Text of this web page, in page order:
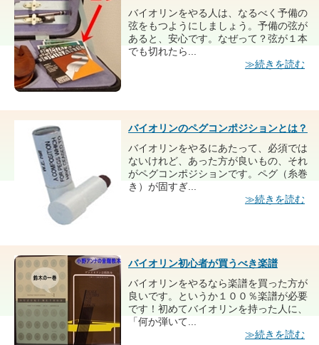
バイオリンをやる人は、なるべく予備の
弦をもつようにしましょう。予備の弦が
あると、安心です。なぜって？弦が１本
でも切れたら...
≫続きを読む
バイオリンのペグコンポジションとは？
バイオリンをやるにあたって、必須では
ないけれど、あった方が良いもの、それ
がペグコンポジションです。ペグ（糸巻
き）が固すぎ...
≫続きを読む
バイオリン初心者が買うべき楽譜
バイオリンをやるなら楽譜を買った方が
良いです。というか１００％楽譜が必要
です！初めてバイオリンを持った人に、
「何か弾いて...
≫続きを読む